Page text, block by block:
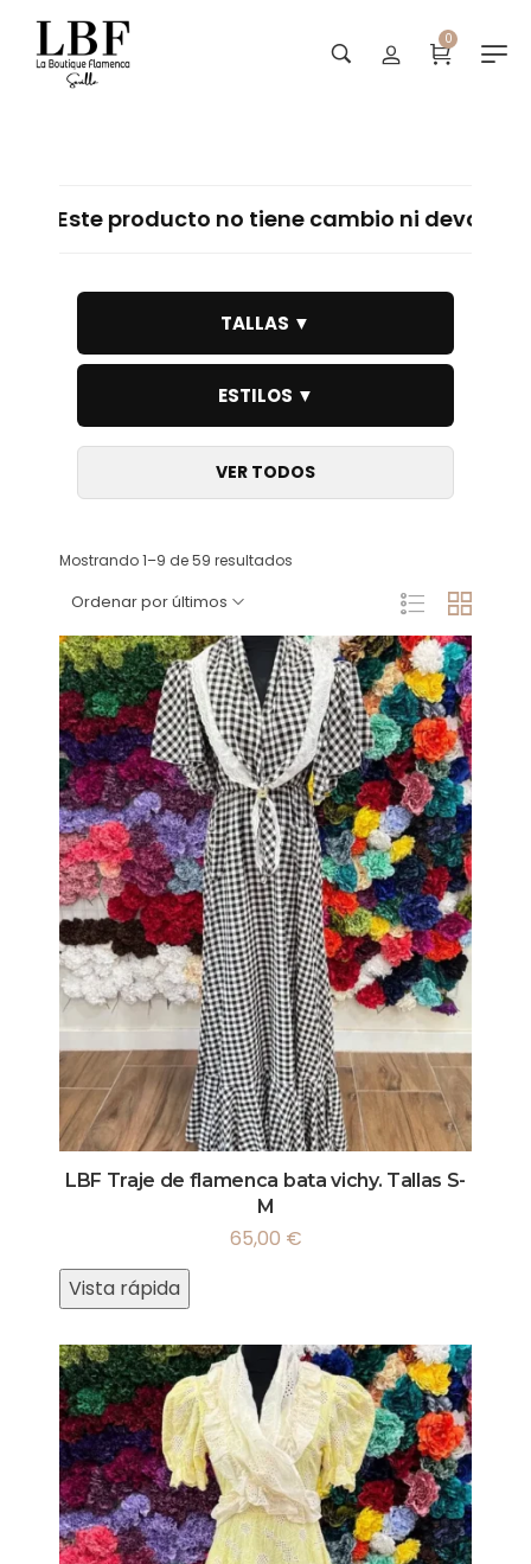
0
producto no tiene cambio ni devolución ·
TALLAS ▼
ESTILOS ▼
VER TODOS
Mostrando 1–9 de 59 resultados
Ordenar por últimos
LBF Traje de flamenca bata vichy. Tallas S-
M
65,00 €
Vista rápida